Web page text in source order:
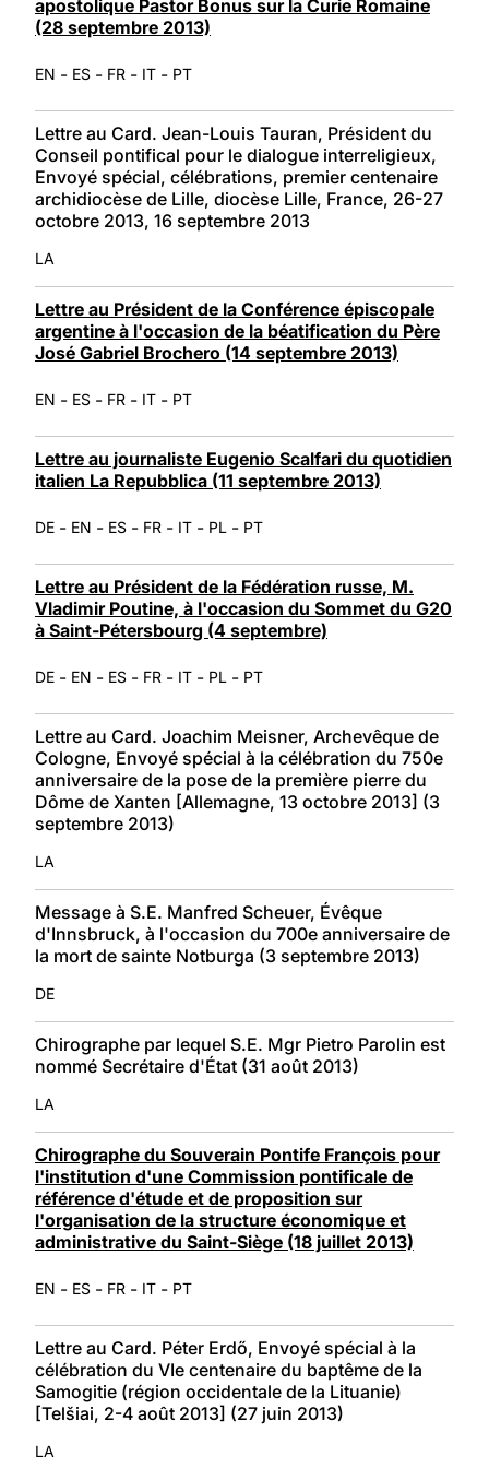
apostolique Pastor Bonus sur la Curie Romaine
(28 septembre 2013)
EN - ES - FR - IT - PT
Lettre au Card. Jean-Louis Tauran, Président du
Conseil pontifical pour le dialogue interreligieux,
Envoyé spécial, célébrations, premier centenaire
archidiocèse de Lille, diocèse Lille, France, 26-27
octobre 2013, 16 septembre 2013
LA
Lettre au Président de la Conférence épiscopale
argentine à l'occasion de la béatification du Père
José Gabriel Brochero (14 septembre 2013)
EN - ES - FR - IT - PT
Lettre au journaliste Eugenio Scalfari du quotidien
italien La Repubblica (11 septembre 2013)
DE - EN - ES - FR - IT - PL - PT
Lettre au Président de la Fédération russe, M.
Vladimir Poutine, à l'occasion du Sommet du G20
à Saint-Pétersbourg (4 septembre)
DE - EN - ES - FR - IT - PL - PT
Lettre au Card. Joachim Meisner, Archevêque de
Cologne, Envoyé spécial à la célébration du 750e
anniversaire de la pose de la première pierre du
Dôme de Xanten [Allemagne, 13 octobre 2013] (3
septembre 2013)
LA
Message à S.E. Manfred Scheuer, Évêque
d'Innsbruck, à l'occasion du 700e anniversaire de
la mort de sainte Notburga (3 septembre 2013)
DE
Chirographe par lequel S.E. Mgr Pietro Parolin est
nommé Secrétaire d'État (31 août 2013)
LA
Chirographe du Souverain Pontife François pour
l'institution d'une Commission pontificale de
référence d'étude et de proposition sur
l'organisation de la structure économique et
administrative du Saint-Siège (18 juillet 2013)
EN - ES - FR - IT - PT
Lettre au Card. Péter Erdő, Envoyé spécial à la
célébration du VIe centenaire du baptême de la
Samogitie (région occidentale de la Lituanie)
[Telšiai, 2-4 août 2013] (27 juin 2013)
LA